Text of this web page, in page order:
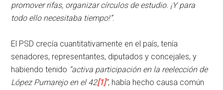
promover rifas, organizar círculos de estudio. ¡Y para
todo ello necesitaba tiempo!”.
El PSD crecía cuantitativamente en el país, tenía
senadores, representantes, diputados y concejales, y
habiendo tenido “activa participación en la reelección de
López Pumarejo en el 42[1]”, había hecho causa común